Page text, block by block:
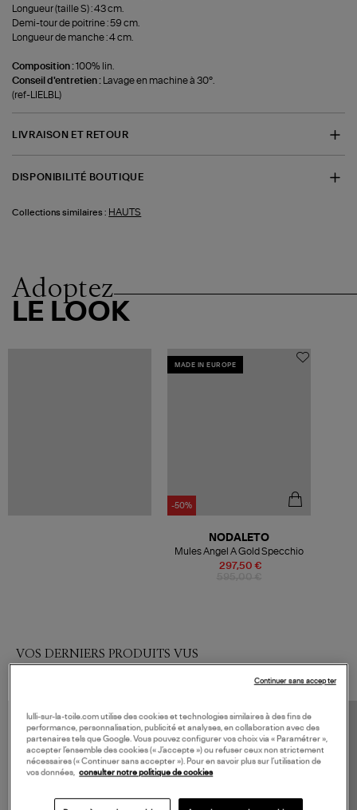
Longueur (taille S) : 43 cm.
Demi-tour de poitrine : 59 cm.
Longueur de manche : 4 cm.
Composition :100% lin.
Conseil d'entretien :
Lavage en machine à 30°.
(ref-LIELBL)
LIVRAISON ET RETOUR
DISPONIBILITÉ BOUTIQUE
Collections similaires : HAUTS
Adoptez
LE LOOK
MADE IN EUROPE
-50%
297,50 €
NODALETO
Mules Angel A Gold Specchio
VOS DERNIERS PRODUITS VUS
lulli-sur-la-toile.com utilise des cookies et technologies similaires à des fins de
performance, personnalisation, publicité et analyses, en collaboration avec des
partenaires tels que Google. Vous pouvez configurer vos choix via « Paramétrer »,
accepter l’ensemble des cookies (« J’accepte ») ou refuser ceux non strictement
nécessaires (« Continuer sans accepter »). Pour en savoir plus sur l’utilisation de
vos données, consulter notre politique de cookies
Continuer sans accepter